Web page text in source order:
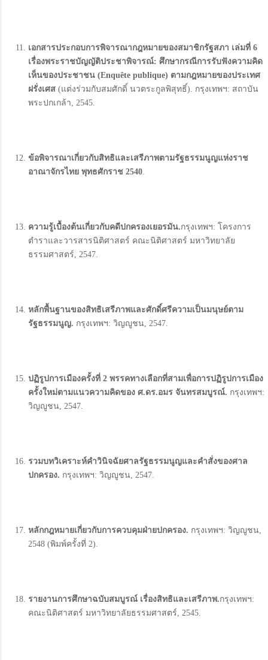
เอกสารประกอบการพิจารณากฎหมายของสมาชิกรัฐสภา เล่มที่ 6
เรื่องพระราชบัญญัติประชาพิจารณ์: ศึกษากรณีการรับฟังความคิด
เห็นของประชาชน (Enquête publique) ตามกฎหมายของประเทศ
ฝรั่งเศส (แต่งร่วมกับสมศักดิ์ นวตระกูลพิสุทธิ์). กรุงเทพฯ: สถาบัน
พระปกเกล้า, 2545.
ข้อพิจารณาเกี่ยวกับสิทธิและเสรีภาพตามรัฐธรรมนูญแห่งราช
อาณาจักรไทย พุทธศักราช 2540.
ความรู้เบื้องต้นเกี่ยวกับคดีปกครองเยอรมัน.กรุงเทพฯ: โครงการ
ตำราและวารสารนิติศาสตร์ คณะนิติศาสตร์ มหาวิทยาลัย
ธรรมศาสตร์, 2547.
หลักพื้นฐานของสิทธิเสรีภาพและศักดิ์ศรีความเป็นมนุษย์ตาม
รัฐธรรมนูญ. กรุงเทพฯ: วิญญูชน, 2547.
ปฏิรูปการเมืองครั้งที่ 2 พรรคทางเลือกที่สามเพื่อการปฏิรูปการเมือง
ครั้งใหม่ตามแนวความคิดของ ศ.ดร.อมร จันทรสมบูรณ์. กรุงเทพฯ:
วิญญูชน, 2547.
รวมบทวิเคราะห์คำวินิจฉัยศาลรัฐธรรมนูญและคำสั่งของศาล
ปกครอง. กรุงเทพฯ: วิญญูชน, 2547.
หลักกฎหมายเกี่ยวกับการควบคุมฝ่ายปกครอง. กรุงเทพฯ: วิญญูชน,
2548 (พิมพ์ครั้งที่ 2).
รายงานการศึกษาฉบับสมบูรณ์ เรื่องสิทธิและเสรีภาพ.กรุงเทพฯ:
คณะนิติศาสตร์ มหาวิทยาลัยธรรมศาสตร์, 2545.